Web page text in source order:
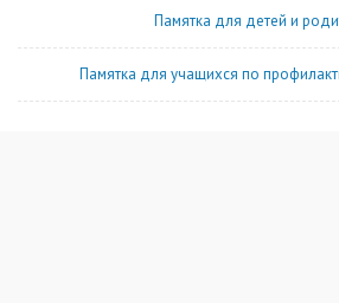
Памятка для детей и
Памятка для учащихся по